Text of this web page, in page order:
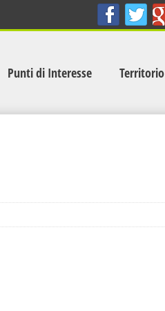
Punti di Interesse Territorio